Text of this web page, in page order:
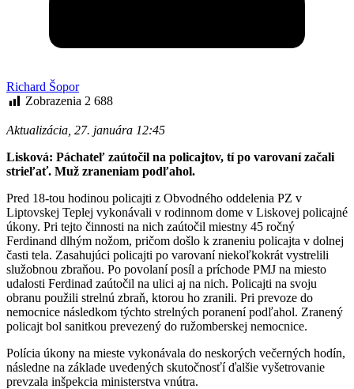
Richard Šopor
Zobrazenia 2 688
Aktualizácia, 27. januára 12:45
Lisková: Páchateľ zaútočil na policajtov, tí po varovaní začali
strieľať. Muž zraneniam podľahol.
Pred 18-tou hodinou policajti z Obvodného oddelenia PZ v
Liptovskej Teplej vykonávali v rodinnom dome v Liskovej policajné
úkony. Pri tejto činnosti na nich zaútočil miestny 45 ročný
Ferdinand dlhým nožom, pričom došlo k zraneniu policajta v dolnej
časti tela. Zasahujúci policajti po varovaní niekoľkokrát vystrelili
služobnou zbraňou. Po povolaní posíl a príchode PMJ na miesto
udalosti Ferdinad zaútočil na ulici aj na nich. Policajti na svoju
obranu použili strelnú zbraň, ktorou ho zranili. Pri prevoze do
nemocnice následkom týchto strelných poranení podľahol. Zranený
policajt bol sanitkou prevezený do ružomberskej nemocnice.
Polícia úkony na mieste vykonávala do neskorých večerných hodín,
následne na základe uvedených skutočnosťí ďalšie vyšetrovanie
prevzala inšpekcia ministerstva vnútra.